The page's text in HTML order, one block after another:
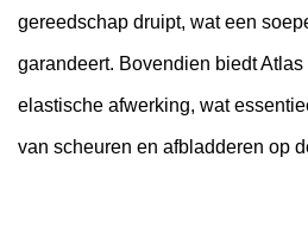
gereedschap druipt, wat een
garandeert. Bovendien biedt
elastische afwerking, wat
van scheuren en afbladderen op